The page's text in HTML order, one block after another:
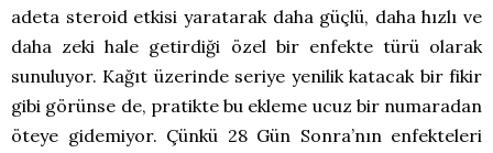
adeta steroid etkisi yaratarak daha güçlü, daha hızlı ve
daha zeki hale getirdiği özel bir enfekte türü olarak
sunuluyor. Kağıt üzerinde seriye yenilik katacak bir fikir
gibi görünse de, pratikte bu ekleme ucuz bir numaradan
öteye gidemiyor. Çünkü 28 Gün Sonra’nın enfekteleri